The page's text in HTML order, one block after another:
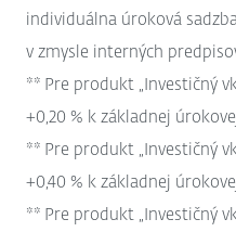
individuálna úroková
v zmysle interných
** Pre produkt „Investičný
+0,20 % k základnej
** Pre produkt „Investičný
+0,40 % k základnej
** Pre produkt „Investičný